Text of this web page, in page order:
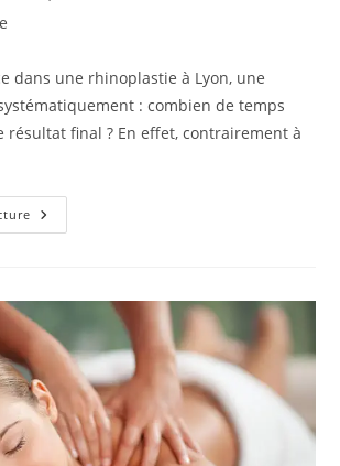
:
dans une rhinoplastie à Lyon, une
: combien de temps
final ? En effet, contrairement à
Combien
De
Voir
La
Forme
Finale
Du
Nez
Après
Une
Rhinoplastie
Lyon